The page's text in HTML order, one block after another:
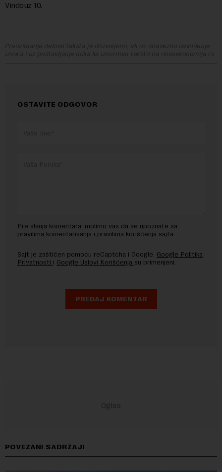
Vindouz 10.
Preuzimanje delova teksta je dozvoljeno, ali uz obavezno navođenje
izvora i uz postavljanje linka ka izvornom tekstu na novaekonomija.rs
OSTAVITE ODGOVOR
Pre slanja komentara, molimo vas da se upoznate sa
pravilima komentarisanja i pravilima korišćenja sajta.
Sajt je zaštićen pomocu reCaptcha i Google. Google Politika
Privatnosti i Google Uslovi Korišćenja su primenjeni.
POVEZANI SADRŽAJI